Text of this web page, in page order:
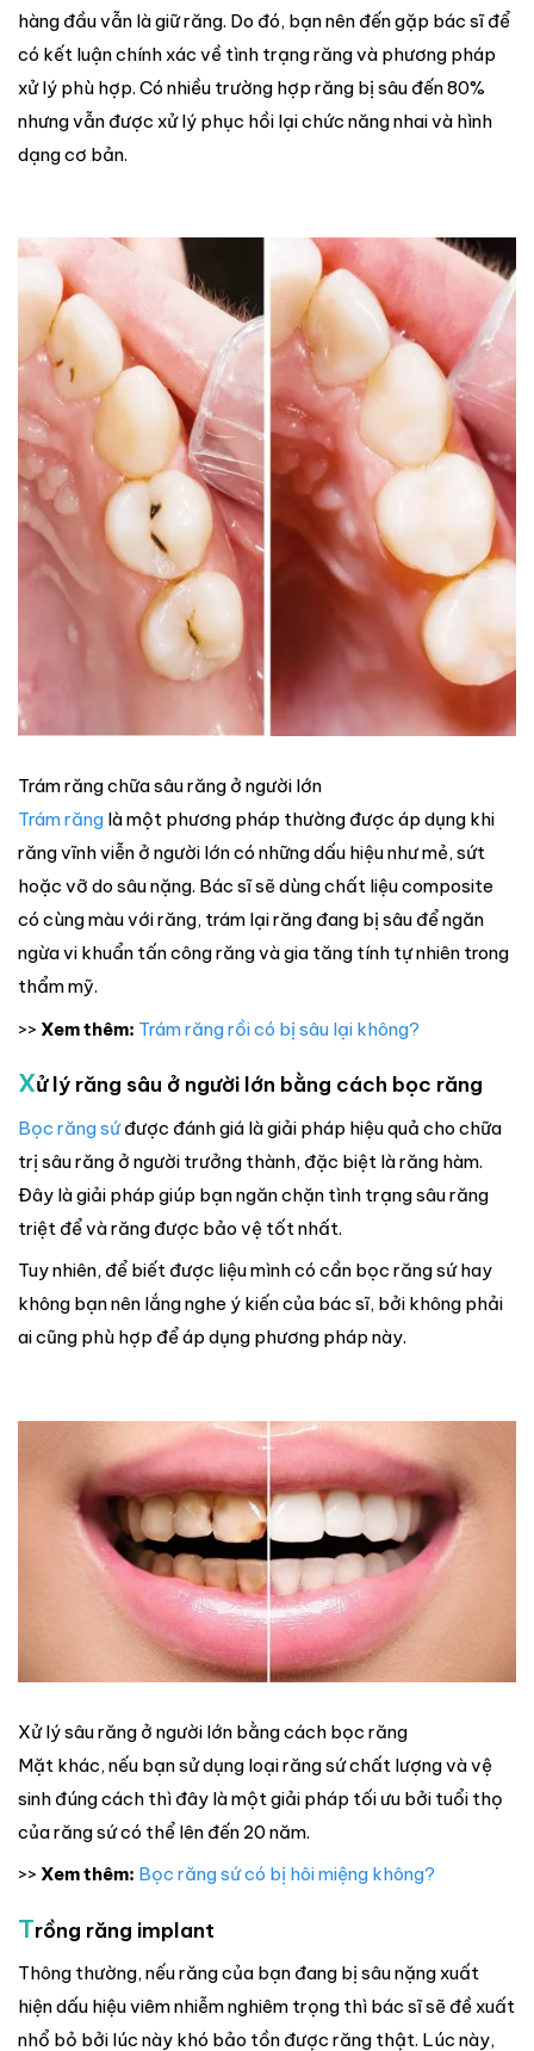
hàng đầu vẫn là giữ răng. Do đó, bạn nên đến gặp bác sĩ để
có kết luận chính xác về tình trạng răng và phương pháp
xử lý phù hợp. Có nhiều trường hợp răng bị sâu đến 80%
nhưng vẫn được xử lý phục hồi lại chức năng nhai và hình
dạng cơ bản.
Trám răng chữa sâu răng ở người lớn
Trám răng là một phương pháp thường được áp dụng khi
răng vĩnh viễn ở người lớn có những dấu hiệu như mẻ, sứt
hoặc vỡ do sâu nặng. Bác sĩ sẽ dùng chất liệu composite
có cùng màu với răng, trám lại răng đang bị sâu để ngăn
ngừa vi khuẩn tấn công răng và gia tăng tính tự nhiên trong
thẩm mỹ.
>> Xem thêm: Trám răng rồi có bị sâu lại không?
Xử lý răng sâu ở người lớn bằng cách bọc răng
Bọc răng sứđược đánh giá là giải pháp hiệu quả cho chữa
trị sâu răng ở người trưởng thành, đặc biệt là răng hàm.
Đây là giải pháp giúp bạn ngăn chặn tình trạng sâu răng
triệt để và răng được bảo vệ tốt nhất.
Tuy nhiên, để biết được liệu mình có cần bọc răng sứ hay
không bạn nên lắng nghe ý kiến của bác sĩ, bởi không phải
ai cũng phù hợp để áp dụng phương pháp này.
Xử lý sâu răng ở người lớn bằng cách bọc răng
Mặt khác, nếu bạn sử dụng loại răng sứ chất lượng và vệ
sinh đúng cách thì đây là một giải pháp tối ưu bởi tuổi thọ
của răng sứ có thể lên đến 20 năm.
>> Xem thêm: Bọc răng sứ có bị hôi miệng không?
Trồng răng implant
Thông thường, nếu răng của bạn đang bị sâu nặng xuất
hiện dấu hiệu viêm nhiễm nghiêm trọng thì bác sĩ sẽ đề xuất
nhổ bỏ bởi lúc này khó bảo tồn được răng thật. Lúc này,